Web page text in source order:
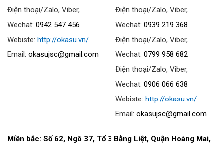
Điện thoại/Zalo, Viber,
Wechat: 0942 547 456
Webiste: http://okasu.vn/
Email: okasujsc@gmail.com
Điện thoại/Zalo, Viber,
Wechat:0939 219 368
Điện thoại/Zalo, Viber,
Wechat:0799 958 682
Điện thoại/Zalo, Viber,
Wechat:0906 066 638
Webiste:http://okasu.vn/
Email:okasujsc@gmail.com
Miền bắc: Số 62, Ngõ 37, Tổ 3 Bằng Liệt, Quận Hoàng Mai,